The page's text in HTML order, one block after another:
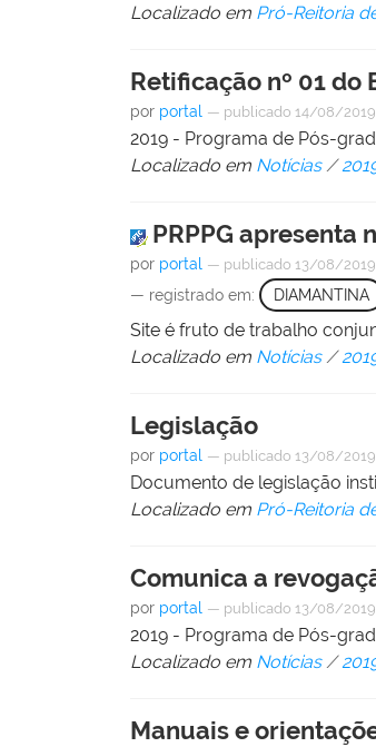
Localizado em Pró-Reitoria
Retificação nº 01
por portal — publicado 14/08/2019
2019 - Programa de Pós-
Localizado em Notícias /
PRPPG apresenta
por portal — publicado 13/08/2019
— registrado em: DIAMANTINA
Site é fruto de trabalho
Localizado em Notícias /
Legislação
por portal — publicado 13/08/2019
Documento de legislação
Localizado em Pró-Reitoria
Comunica a
por portal — publicado 13/08/2019
2019 - Programa de Pós-
Localizado em Notícias /
Manuais e